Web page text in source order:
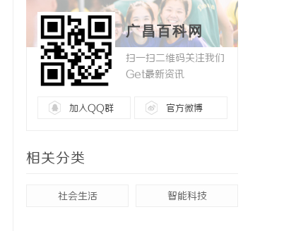
广昌百科网
扫一扫二维码关注我们
Get最新资讯
加入QQ群 官方微博
相关分类
社会生活 智能科技